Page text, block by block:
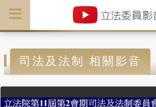
司法及法制 相關影音